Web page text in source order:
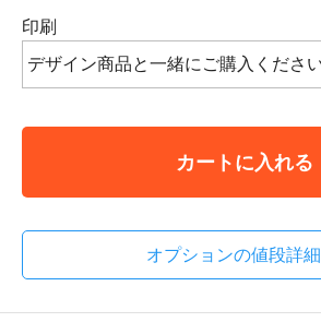
印刷
カートに入れる
オプションの値段詳細